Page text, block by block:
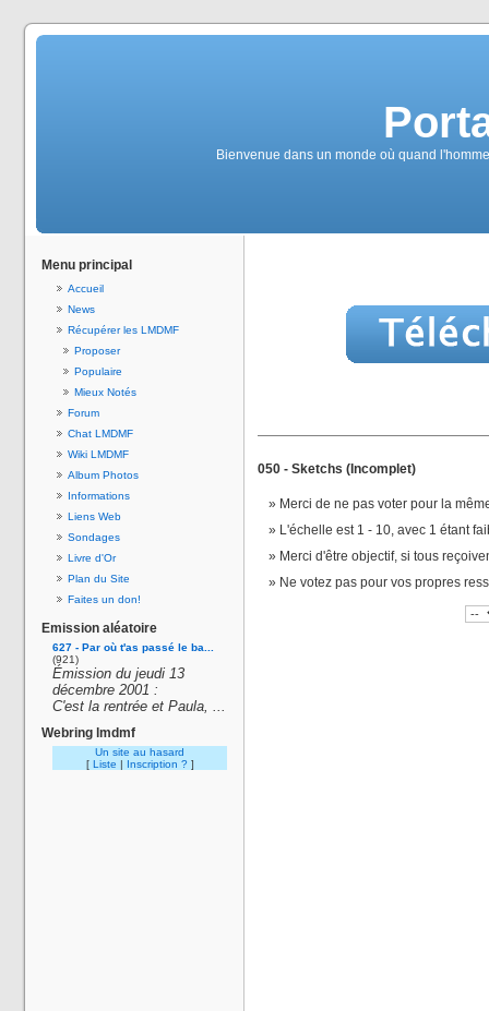
Bienvenue dans un monde où quand
Menu principal
Accueil
News
Récupérer les LMDMF
Proposer
Populaire
Mieux Notés
Forum
Chat LMDMF
Wiki LMDMF
Album Photos
Informations
Liens Web
Sondages
Livre d'Or
Plan du Site
Faites un don!
Emission aléatoire
627 - Par où t'as passé le ba...
(921)
Émission du jeudi 13
décembre 2001 :
C'est la rentrée et Paula, ...
Webring lmdmf
Un site au hasard
[ Liste | Inscription ? ]
050 - Sketchs (Incomplet)
Merci de ne pas voter pour la
L'échelle est 1 - 10, avec 1 étant
Merci d'être objectif, si tous
Ne votez pas pour vos propres